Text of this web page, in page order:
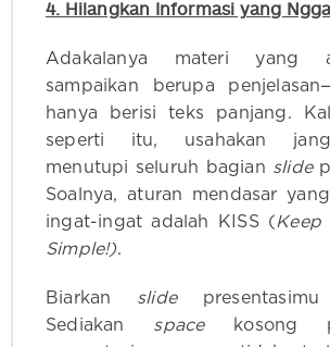
4. Hilangkan Informasi yang
Adakalanya materi yang
sampaikan berupa
hanya berisi teks panjang.
seperti itu, usahakan
menutupi seluruh bagian slide
Soalnya, aturan mendasar
ingat-ingat adalah KISS (
Simple!).
Biarkan slidepresentasimu
Sediakan spacekosong